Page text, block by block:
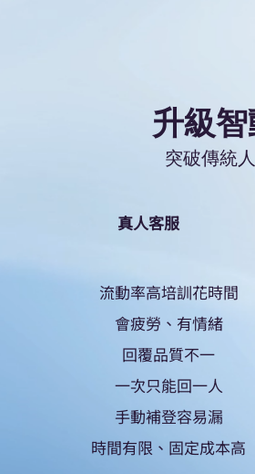
升級
突破傳統
​真人客服
流動率高培訓花時間
會疲勞、有情緒
回覆品質不一
一次只能回一人
手動補登容易漏
時間有限、固定成本高